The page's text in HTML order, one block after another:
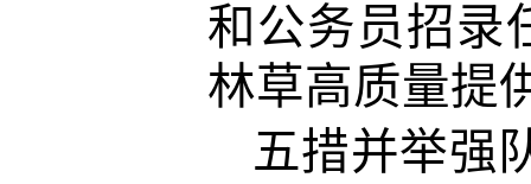
和公务员招录
林草高质量提
五措并举强